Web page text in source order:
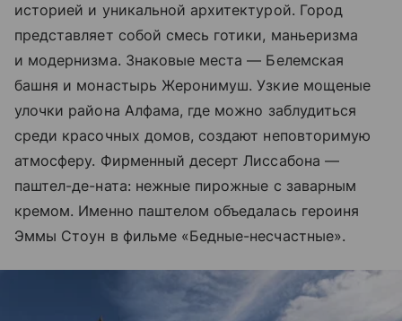
историей и уникальной архитектурой. Город
представляет собой смесь готики, маньеризма
и модернизма. Знаковые места — Белемская
башня и монастырь Жеронимуш. Узкие мощеные
улочки района Алфама, где можно заблудиться
среди красочных домов, создают неповторимую
атмосферу. Фирменный десерт Лиссабона —
паштел-де-ната: нежные пирожные с заварным
кремом. Именно паштелом объедалась героиня
Эммы Стоун в фильме «Бедные-несчастные».